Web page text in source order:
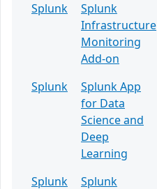
Splunk
Splunk
Infrastructure
Monitoring
Add-on
Splunk
Splunk App
for Data
Science and
Deep
Learning
Splunk
Splunk